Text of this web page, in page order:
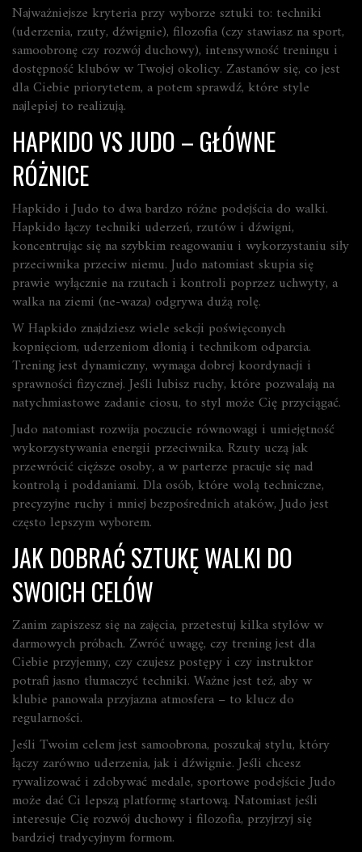
Najważniejsze kryteria przy wyborze sztuki to: techniki
(uderzenia, rzuty, dźwignie), filozofia (czy stawiasz na sport,
samoobronę czy rozwój duchowy), intensywność treningu i
dostępność klubów w Twojej okolicy. Zastanów się, co jest
dla Ciebie priorytetem, a potem sprawdź, które style
najlepiej to realizują.
HAPKIDO VS JUDO – GŁÓWNE
RÓŻNICE
Hapkido i Judo to dwa bardzo różne podejścia do walki.
Hapkido łączy techniki uderzeń, rzutów i dźwigni,
koncentrując się na szybkim reagowaniu i wykorzystaniu siły
przeciwnika przeciw niemu. Judo natomiast skupia się
prawie wyłącznie na rzutach i kontroli poprzez uchwyty, a
walka na ziemi (ne-waza) odgrywa dużą rolę.
W Hapkido znajdziesz wiele sekcji poświęconych
kopnięciom, uderzeniom dłonią i technikom odparcia.
Trening jest dynamiczny, wymaga dobrej koordynacji i
sprawności fizycznej. Jeśli lubisz ruchy, które pozwalają na
natychmiastowe zadanie ciosu, to styl może Cię przyciągać.
Judo natomiast rozwija poczucie równowagi i umiejętność
wykorzystywania energii przeciwnika. Rzuty uczą jak
przewrócić cięższe osoby, a w parterze pracuje się nad
kontrolą i poddaniami. Dla osób, które wolą techniczne,
precyzyjne ruchy i mniej bezpośrednich ataków, Judo jest
często lepszym wyborem.
JAK DOBRAĆ SZTUKĘ WALKI DO
SWOICH CELÓW
Zanim zapiszesz się na zajęcia, przetestuj kilka stylów w
darmowych próbach. Zwróć uwagę, czy trening jest dla
Ciebie przyjemny, czy czujesz postępy i czy instruktor
potrafi jasno tłumaczyć techniki. Ważne jest też, aby w
klubie panowała przyjazna atmosfera – to klucz do
regularności.
Jeśli Twoim celem jest samoobrona, poszukaj stylu, który
łączy zarówno uderzenia, jak i dźwignie. Jeśli chcesz
rywalizować i zdobywać medale, sportowe podejście Judo
może dać Ci lepszą platformę startową. Natomiast jeśli
interesuje Cię rozwój duchowy i filozofia, przyjrzyj się
bardziej tradycyjnym formom.